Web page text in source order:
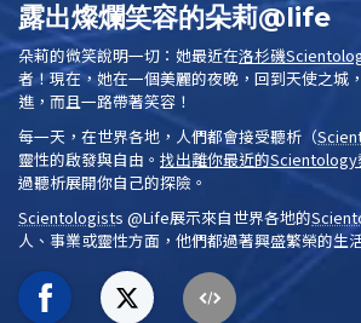
露出燦爛笑容的朵莉@life
朵莉的微笑說明一切：她最近在洛杉磯
者！現在，她在一個美麗的夜晚，回到天使之城
進，而且一路帶著笑容！
每一天，在世界各地，人們都會接受聽析 （
靈性的啟發與自由。 找出離你最近的Scientology
過聽析展開你自己的探險。
Scientologists @Life展示來自世界各地的
人、事業或靈性方面，他們都過著興盛繁榮的生